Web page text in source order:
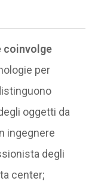
coinvolge
per
oggetti da
ingegnere
degli
center;